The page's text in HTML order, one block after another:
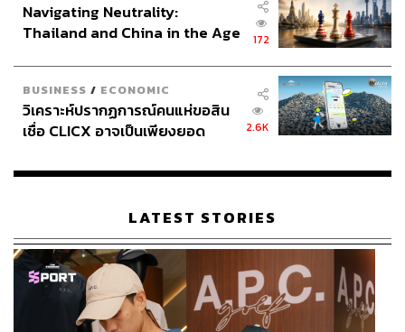
852
ABOUT THE AUTHOR
THE STANDARD TEAM
ABOUT THE PHOTOGRAPHER
ศวิตา พูลเสถียร
ช่างภาพข่าว ประจำสำนักข่าว THE
STANDARD
Navigating Neutrality:
Thailand and China in the Age
172
BUSINESS / ECONOMIC
วิเคราะห์ปรากฏการณ์คนแห่ขอสิน
เชื่อ CLICX อาจเป็นเพียงยอด
เรือนไทยที่ถูกซุกไว้
2.6K
LATEST STORIES